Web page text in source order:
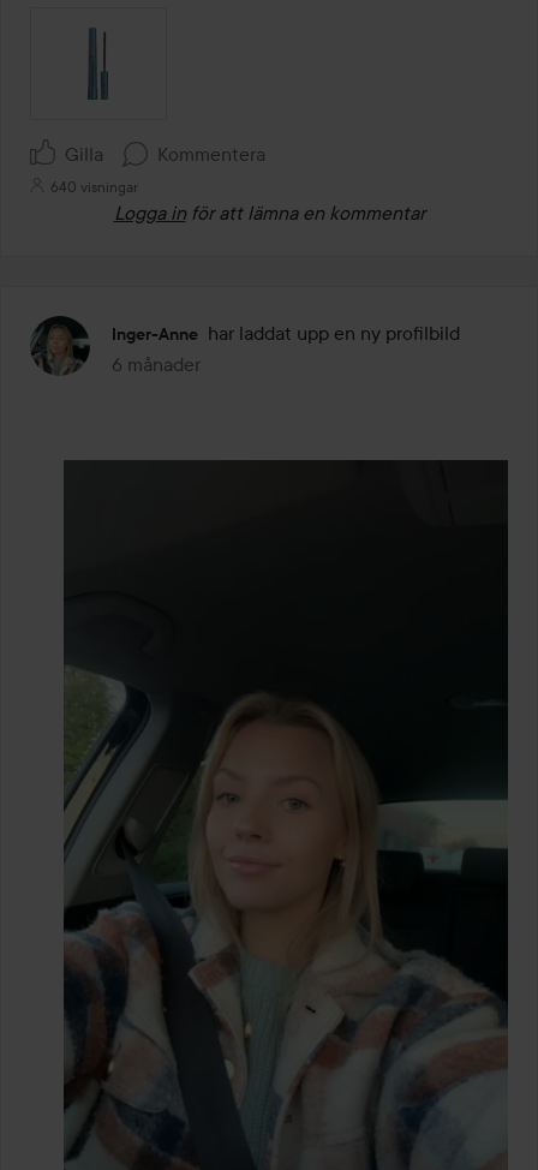
Gilla Kommentera
640 visningar
Logga in för att lämna en kommentar
Inger-Anne har laddat upp en ny profilbild
6 månader
Inlägget skapades 6 månader